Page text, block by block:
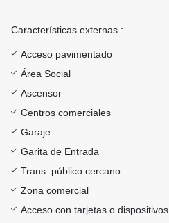
Características externas :
Acceso pavimentado
Área Social
Ascensor
Centros comerciales
Garaje
Garita de Entrada
Trans. público cercano
Zona comercial
Acceso con tarjetas o dispositivos